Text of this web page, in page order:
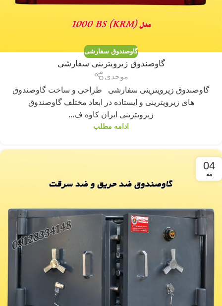
گاوصندوق سفارشی
گاوصندوق زیرویترینی سفارشی
موحدی
گاوصندوق زیرویترینی سفارشی طراحی و ساخت گاوصندوق
های زیرویترینی و ایستاده در ابعاد مختلف گاوصندوق
زیرویترینی ایران کاوه ف...
ادامه مطلب
04
مه